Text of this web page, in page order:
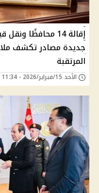
إقالة 14 محافظًا
جديدة مصادر تكشف
المرتقبة
الأحد 15/فبراير/2026 - 11:34 ص